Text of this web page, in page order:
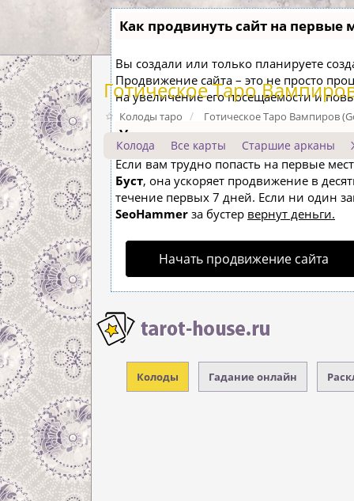
Как продвинуть сайт на первые
Вы создали или только планируете
Продвижение сайта – это не просто
на увеличение его посещаемости и
Ускорение продвижения
Если вам трудно попасть на первые
Буст, она ускоряет продвижение в
течение первых 7 дней. Если ни один
SeoHammer за бустер вернут деньги.
Начать продвижение сайта
Колоды Гадание онлайн
Готическое Таро
Колоды таро Готическое Таро Вампиров
Колода Все карты Старшие арканы